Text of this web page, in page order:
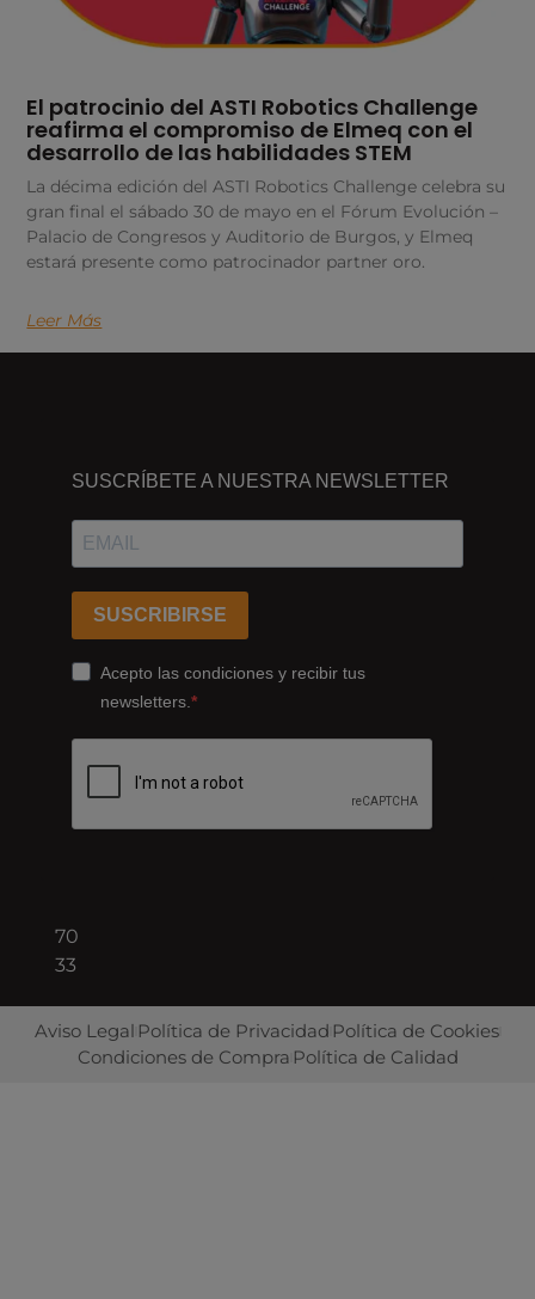
El patrocinio del ASTI Robotics Challenge
reafirma el compromiso de Elmeq con el
desarrollo de las habilidades STEM
La décima edición del ASTI Robotics Challenge celebra su
gran final el sábado 30 de mayo en el Fórum Evolución –
Palacio de Congresos y Auditorio de Burgos, y Elmeq
estará presente como patrocinador partner oro.
Leer Más
ESTAMOS
Passeig
Ferrocarrils
Catalans
178,
Cornellà
Barcelona
70
33
SUSCRÍBETE A NUESTRA NEWSLETTER
SUSCRIBIRSE
Acepto las condiciones y recibir tus
newsletters.
Aviso Legal Política de Privacidad Política de Cookies
Condiciones de Compra Política de Calidad